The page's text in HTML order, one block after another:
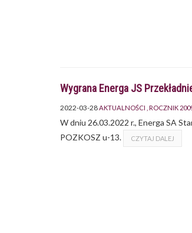
Wygrana Energa JS
2022-03-28AKTUALNOŚCI ROCZNIK
W dniu 26.03.2022 r., Energa SA
POZKOSZ u-13.
CZYTAJ DALEJ